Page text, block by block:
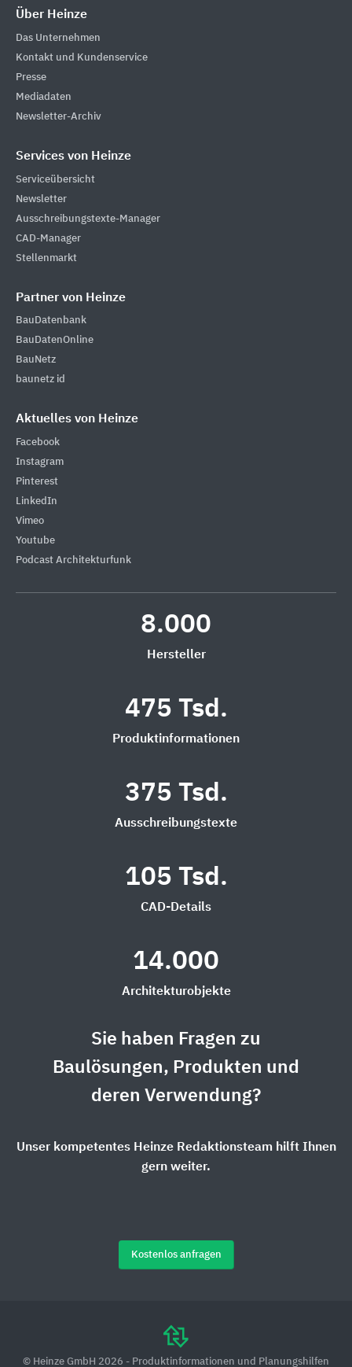
Über Heinze
Das Unternehmen
Kontakt und Kundenservice
Presse
Mediadaten
Newsletter-Archiv
Services von Heinze
Serviceübersicht
Newsletter
Ausschreibungstexte-Manager
CAD-Manager
Stellenmarkt
Partner von Heinze
BauDatenbank
BauDatenOnline
BauNetz
baunetz id
Aktuelles von Heinze
Facebook
Instagram
Pinterest
LinkedIn
Vimeo
Youtube
Podcast Architekturfunk
8.000
Hersteller
475 Tsd.
Produktinformationen
375 Tsd.
Ausschreibungstexte
105 Tsd.
CAD-Details
14.000
Architekturobjekte
Sie haben Fragen zu
Baulösungen, Produkten und
deren Verwendung?
Unser kompetentes Heinze Redaktionsteam hilft Ihnen
gern weiter.
Kostenlos anfragen
© Heinze GmbH 2026 - Produktinformationen und Planungshilfen